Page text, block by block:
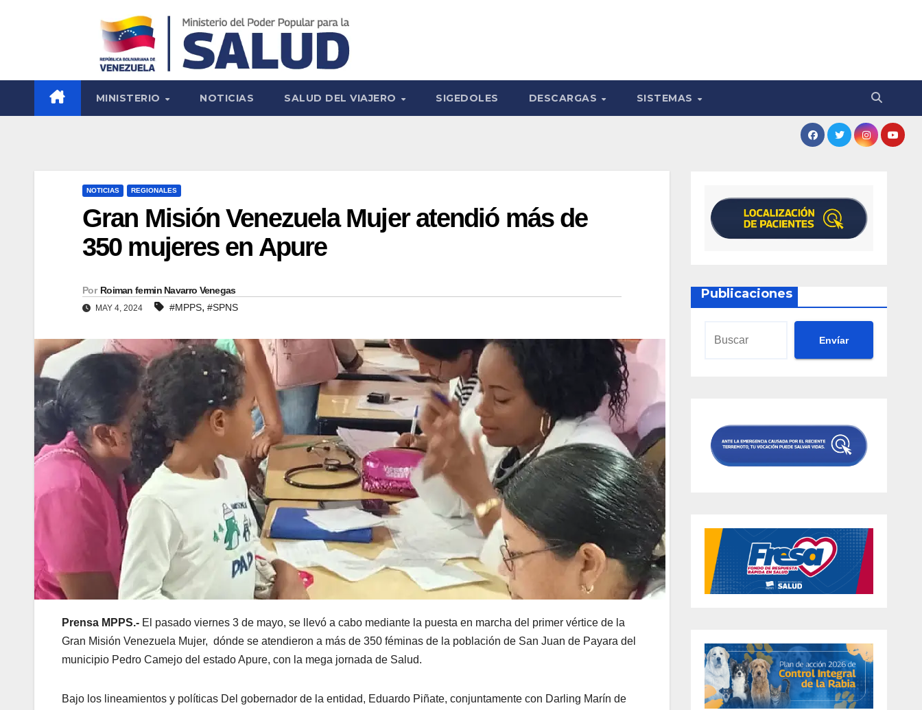
MINISTERIO NOTICIAS SALUD DEL VIAJERO SIGEDOLES DESCARGAS SISTEMAS
NOTICIAS REGIONALES
Gran Misión Venezuela Mujer atendió más de
350 mujeres en Apure
Por Roiman fermin Navarro Venegas
MAY 4, 2024 #MPPS, #SPNS
Prensa MPPS.- El pasado viernes 3 de mayo, se llevó a cabo mediante la puesta en marcha del primer vértice de la
Gran Misión Venezuela Mujer, dónde se atendieron a más de 350 féminas de la población de San Juan de Payara del
municipio Pedro Camejo del estado Apure, con la mega jornada de Salud.
Bajo los lineamientos y políticas Del gobernador de la entidad, Eduardo Piñate, conjuntamente con Darling Marín de
Publicaciones
Envíar